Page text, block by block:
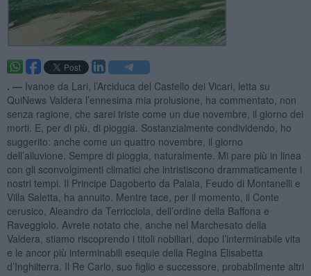
. — Ivanoe da Lari, l’Arciduca del Castello dei Vicari, letta su
QuiNews Valdera l’ennesima mia prolusione, ha commentato, non
senza ragione, che sarei triste come un due novembre, il giorno dei
morti. E, per di più, di pioggia. Sostanzialmente condividendo, ho
suggerito: anche come un quattro novembre, il giorno
dell’alluvione. Sempre di pioggia, naturalmente. Mi pare più in linea
con gli sconvolgimenti climatici che intristiscono drammaticamente i
nostri tempi. Il Principe Dagoberto da Palaia, Feudo di Montanelli e
Villa Saletta, ha annuito. Mentre tace, per il momento, il Conte
cerusico, Aleandro da Terricciola, dell’ordine della Baffona e
Raveggiolo. Avrete notato che, anche nel Marchesato della
Valdera, stiamo riscoprendo i titoli nobiliari, dopo l’interminabile vita
e le ancor più interminabili esequie della Regina Elisabetta
d’Inghilterra. Il Re Carlo, suo figlio e successore, probabilmente altri